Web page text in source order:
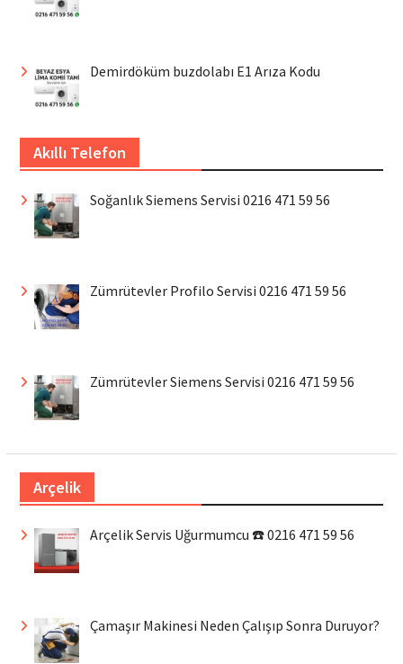
Demirdöküm buzdolabı E1 Arıza Kodu
Akıllı Telefon
Soğanlık Siemens Servisi 0216 471 59 56
Zümrütevler Profilo Servisi 0216 471 59 56
Zümrütevler Siemens Servisi 0216 471 59 56
Arçelik
Arçelik Servis Uğurmumcu ☎️ 0216 471 59 56
Çamaşır Makinesi Neden Çalışıp Sonra Duruyor?